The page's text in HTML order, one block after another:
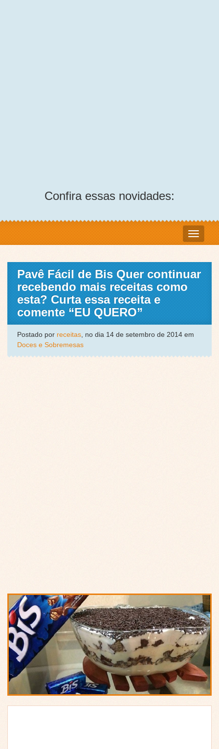
Confira essas novidades:
Pavê Fácil de Bis Quer continuar
recebendo mais receitas como
esta? Curta essa receita e
comente “EU QUERO”
Postado por receitas, no dia 14 de setembro de 2014 em
Doces e Sobremesas